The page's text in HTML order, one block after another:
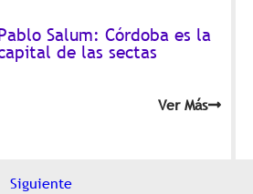
Salum: Córdoba es la
de las sectas
Ver Más
Siguiente